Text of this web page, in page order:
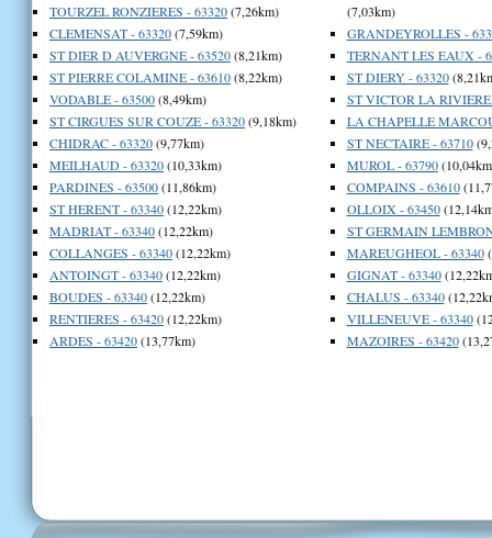
TOURZEL RONZIERES - 63320(7,26km)
CLEMENSAT - 63320(7,59km)
ST DIER D AUVERGNE - 63520(8,21km)
ST PIERRE COLAMINE - 63610(8,22km)
VODABLE - 63500(8,49km)
ST CIRGUES SUR COUZE - 63320(9,18km)
CHIDRAC - 63320(9,77km)
MEILHAUD - 63320(10,33km)
PARDINES - 63500(11,86km)
ST HERENT - 63340(12,22km)
MADRIAT - 63340(12,22km)
COLLANGES - 63340(12,22km)
ANTOINGT - 63340(12,22km)
BOUDES - 63340(12,22km)
RENTIERES - 63420(12,22km)
ARDES - 63420(13,77km)
(7,03km)
GRANDEYROLLES -
TERNANT LES EAUX -
ST DIERY - 63320
ST VICTOR LA RIVIERE
LA CHAPELLE
ST NECTAIRE - 63710
MUROL - 63790
COMPAINS - 63610
OLLOIX - 63450
ST GERMAIN
MAREUGHEOL - 63340
GIGNAT - 63340
CHALUS - 63340
VILLENEUVE - 63340
MAZOIRES - 63420